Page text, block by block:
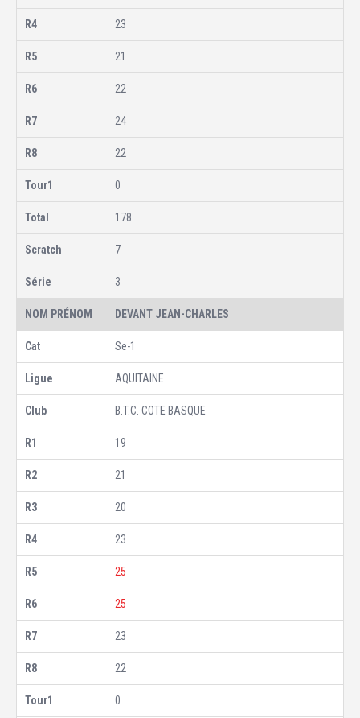
23
21
22
24
22
0
178
7
3
DEVANT JEAN-CHARLES
Se-1
AQUITAINE
B.T.C. COTE BASQUE
19
21
20
23
25
25
23
22
0